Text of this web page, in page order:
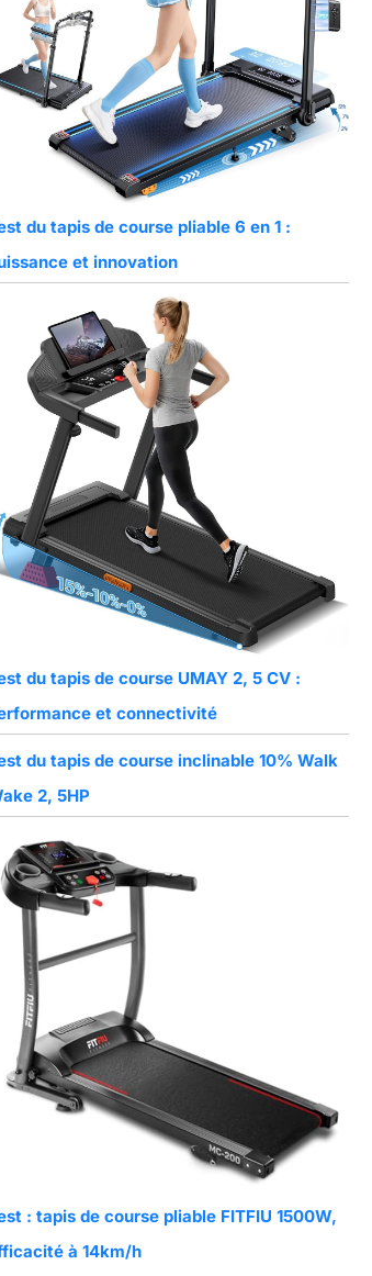
du tapis de course pliable 6 en 1 :
et innovation
du tapis de course UMAY 2, 5 CV :
et connectivité
du tapis de course inclinable 10% Walk
2, 5HP
: tapis de course pliable FITFIU 1500W,
à 14km/h